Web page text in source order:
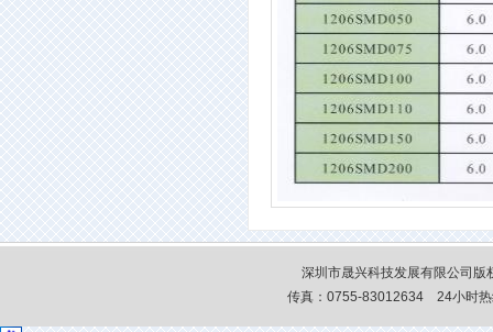
深圳市晟兴科技发展有限公司
传真：0755-83012634 24小时